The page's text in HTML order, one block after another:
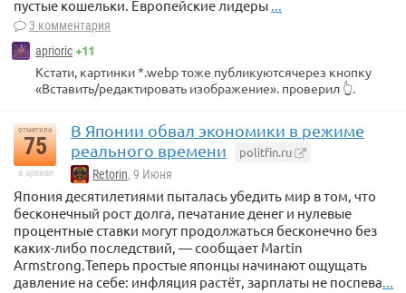
пустые кошельки. Европейские лидеры ...
3 комментария
aprioric+11
Кстати, картинки *.webp тоже публикуютсячерез кнопку
«Вставить/редактировать изображение». проверил 👆.
отметили
75
в архиве
В Японии обвал экономики в режиме
реального времени
politfin.ru
Retorin, 9 Июня
Япония десятилетиями пыталась убедить мир в том, что
бесконечный рост долга, печатание денег и нулевые
процентные ставки могут продолжаться бесконечно без
каких-либо последствий, — сообщает Martin
Armstrong.Теперь простые японцы начинают ощущать
давление на себе: инфляция растёт, зарплаты не поспева